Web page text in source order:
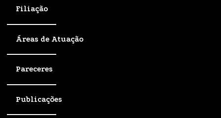
Filiação
Áreas de Atuação
Pareceres
Publicações